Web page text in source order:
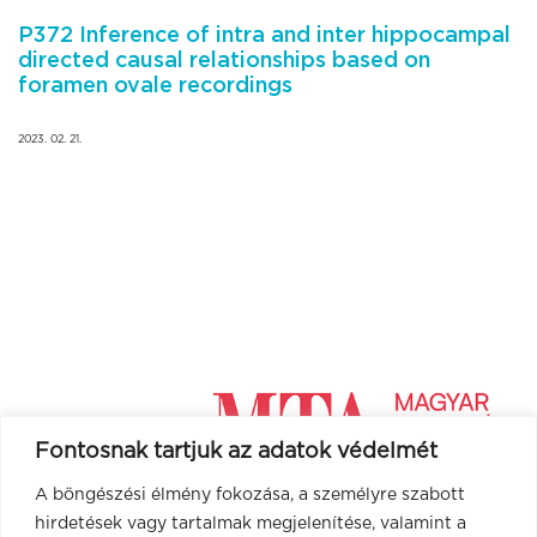
Fontosnak tartjuk az adatok védelmét
A böngészési élmény fokozása, a személyre szabott
hirdetések vagy tartalmak megjelenítése, valamint a
P372 Inference of intra and inter hippocampal
directed causal relationships based on
foramen ovale recordings
2023. 02. 21.